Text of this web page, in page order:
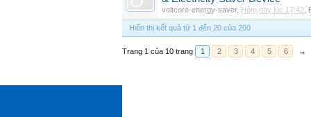
voltcore-energy-saver, Hôm nay lúc 17:42
Hiển thị kết quả từ 1 đến 20 của 200
Trang 1 của 10 trang 1 2 3 4 5 6 →